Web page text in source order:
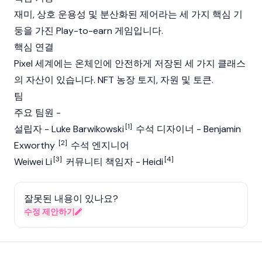
재미, 상호 운용성 및 분산화된 제어라는 세 가지 핵심 기
둥을 가진 Play-to-earn 게임입니다.
핵심 연결
Pixel 세계에는 온체인에 안전하게 저장된 세 가지 클래스
의 자산이 있습니다. NFT 농장 토지, 자원 및 토큰.
팀
주요 팀원 -
설립자 - Luke Barwikowski[1] 수석 디자이너 - Benjamin
Exworthy [2] 수석 엔지니어
Weiwei Li[3] 커뮤니티 책임자 - Heidi[4]
잘못된 내용이 있나요?
수정 제안하기